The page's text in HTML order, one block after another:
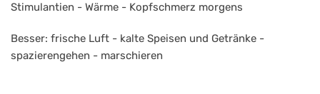
Stimulantien - Wärme - Kopfschmerz morgens
Besser: frische Luft - kalte Speisen und Getränke -
spazierengehen - marschieren